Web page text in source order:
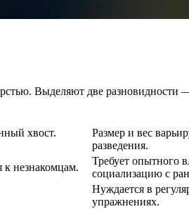
Выделяют две
хвост.
Размер и вес
разведения.
незнакомцам.
Требует опытного
социализацию с
Нуждается в
упражнениях.